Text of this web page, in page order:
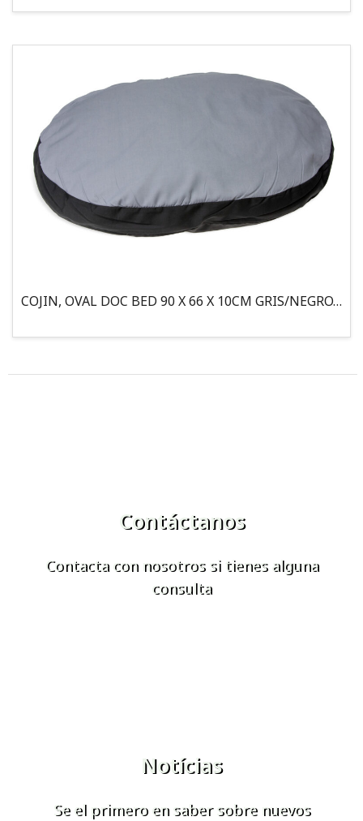
COJIN, OVAL DOC BED 90 X 66 X 10CM GRIS/NEGRO, 95°
Contáctanos
Contacta con nosotros si tienes alguna
consulta
Notícias
Se el primero en saber sobre nuevos